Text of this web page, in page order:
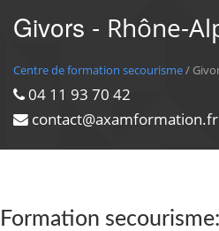
Givors - Rhône-
Centre de formation secourisme/
04 11 93 70 42
contact@axamformation.fr
Formation